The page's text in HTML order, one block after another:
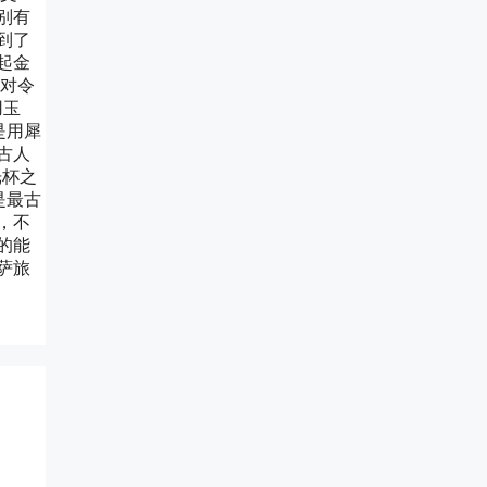
有
了
金
令
用犀
人
之
最古
不
能
旅